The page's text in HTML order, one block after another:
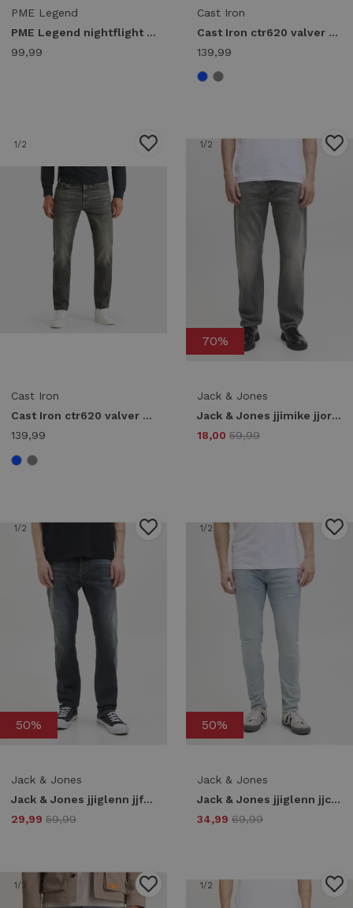
PME Legend
PME Legend nightflight ptr120-igb Regular fit igb
99,99
Cast Iron
Cast Iron ctr620 valver regular Regular fit dvw durable vintage wash
139,99
1/2
Cast Iron
Cast Iron ctr620 valver regular Regular fit igw iron grey wash
139,99
1/2
70%
Jack & Jones
Jack & Jones jjimike jjoriginal sbd 558 noos Regular fit grey denim
18,00 59,99
1/2
50%
Jack & Jones
Jack & Jones jjiglenn jjfox am 497 sps noos Slim fit blue denim
29,99 59,99
1/2
50%
Jack & Jones
Jack & Jones jjiglenn jjcole am 672 sn Slim fit blue denim
34,99 69,99
1/2 1/2